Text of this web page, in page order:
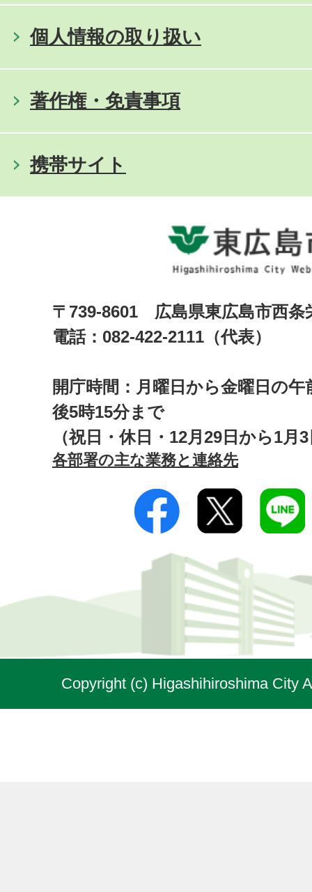
個人情報の取り扱い
著作権・免責事項
携帯サイト
〒739-8601 広島県東広島市西
電話：082-422-2111（代表）
開庁時間：月曜日から金曜日の午
後5時15分まで
（祝日・休日・12月29日から1月
各部署の主な業務と連絡先
Copyright (c) Higashihiroshima City